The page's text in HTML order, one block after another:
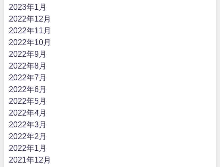
2023年1月
2022年12月
2022年11月
2022年10月
2022年9月
2022年8月
2022年7月
2022年6月
2022年5月
2022年4月
2022年3月
2022年2月
2022年1月
2021年12月